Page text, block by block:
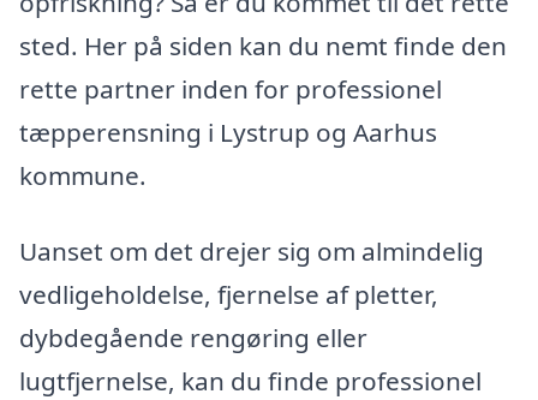
sted. Her på siden kan du nemt finde den
rette partner inden for professionel
tæpperensning i Lystrup og Aarhus
kommune.
Uanset om det drejer sig om almindelig
vedligeholdelse, fjernelse af pletter,
dybdegående rengøring eller
lugtfjernelse, kan du finde professionel